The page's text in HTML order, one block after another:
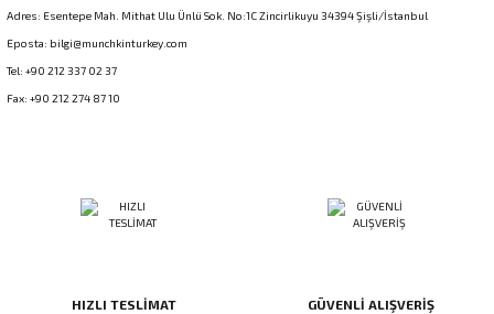
Adres: Esentepe Mah. Mithat Ulu Ünlü Sok. No:1C Zincirlikuyu 34394 Şişli/İstanbul
Eposta: bilgi@munchkinturkey.com
Tel: +90 212 337 02 37
Fax: +90 212 274 87 10
HIZLI TESLİMAT
GÜVENLİ ALIŞVERİŞ